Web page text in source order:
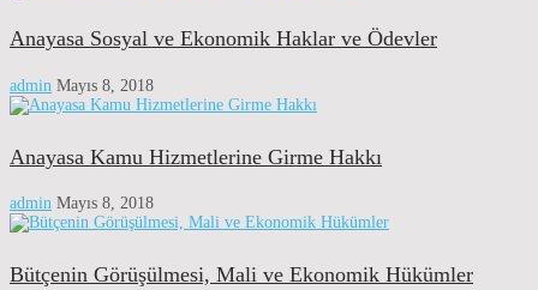
Anayasa Sosyal ve Ekonomik Haklar ve Ödevler
admin Mayıs 8, 2018
Anayasa Kamu Hizmetlerine Girme Hakkı
admin Mayıs 8, 2018
Bütçenin Görüşülmesi, Mali ve Ekonomik Hükümler